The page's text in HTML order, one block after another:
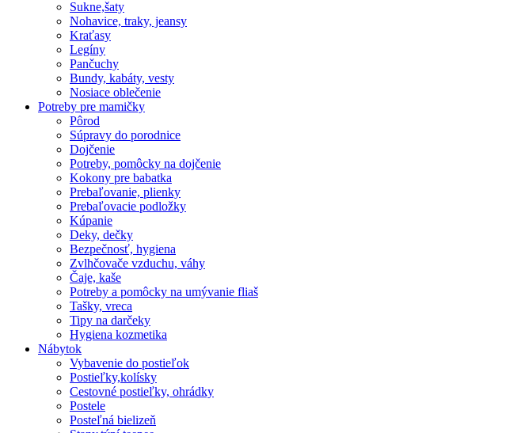
Sukne,šaty
Nohavice, traky, jeansy
Kraťasy
Legíny
Pančuchy
Bundy, kabáty, vesty
Nosiace oblečenie
Potreby pre mamičky
Pôrod
Súpravy do porodnice
Dojčenie
Potreby, pomôcky na dojčenie
Kokony pre babatka
Prebaľovanie, plienky
Prebaľovacie podložky
Kúpanie
Deky, dečky
Bezpečnosť, hygiena
Zvlhčovače vzduchu, váhy
Čaje, kaše
Potreby a pomôcky na umývanie fliaš
Tašky, vreca
Tipy na darčeky
Hygiena kozmetika
Nábytok
Vybavenie do postieľok
Postieľky,kolísky
Cestovné postieľky, ohrádky
Postele
Posteľná bielizeň